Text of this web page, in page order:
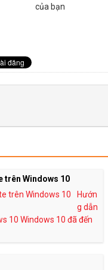
của bạn
trên Windows 10
Hướn
g dẫn
10 Windows 10 đã đến